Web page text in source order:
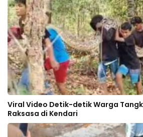
Viral Video Detik-detik Warga
Raksasa di Kendari